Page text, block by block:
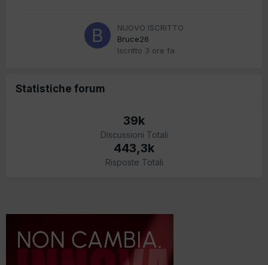
NUOVO ISCRITTO
Bruce26
Iscritto 3 ore fa
Statistiche forum
39k
Discussioni Totali
443,3k
Risposte Totali